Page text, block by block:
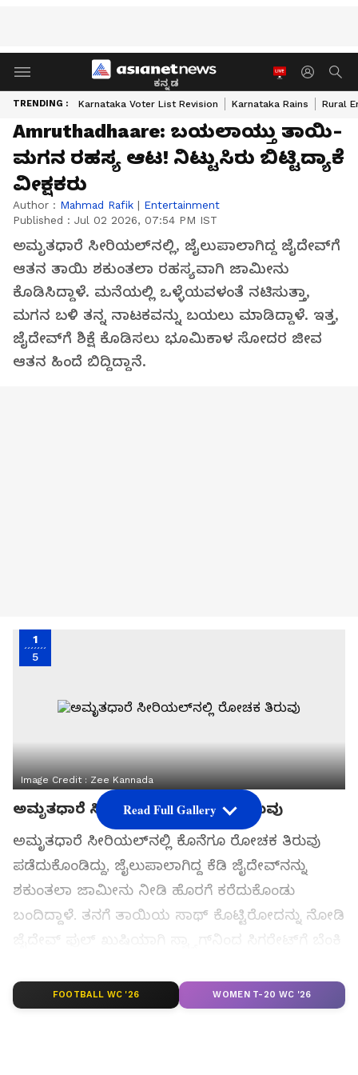
ಕನ್ನಡ
TRENDING : Karnataka Voter List Revision Karnataka Rains Rural
Amruthadhaare: ಬಯಲಾಯ್ತು ತಾಯಿ-
ಮಗನ ರಹಸ್ಯ ಆಟ! ನಿಟ್ಟುಸಿರು ಬಿಟ್ಟಿದ್ಯಾಕೆ
ವೀಕ್ಷಕರು
Author : Mahmad Rafik | Entertainment
Published : Jul 02 2026, 07:54 PM IST
ಅಮೃತಧಾರೆ ಸೀರಿಯಲ್‌ನಲ್ಲಿ, ಜೈಲುಪಾಲಾಗಿದ್ದ ಜೈದೇವ್‌ಗೆ
ಆತನ ತಾಯಿ ಶಕುಂತಲಾ ರಹಸ್ಯವಾಗಿ ಜಾಮೀನು
ಕೊಡಿಸಿದ್ದಾಳೆ. ಮನೆಯಲ್ಲಿ ಒಳ್ಳೆಯವಳಂತೆ ನಟಿಸುತ್ತಾ,
ಮಗನ ಬಳಿ ತನ್ನ ನಾಟಕವನ್ನು ಬಯಲು ಮಾಡಿದ್ದಾಳೆ. ಇತ್ತ,
ಜೈದೇವ್‌ಗೆ ಶಿಕ್ಷೆ ಕೊಡಿಸಲು ಭೂಮಿಕಾಳ ಸೋದರ ಜೀವ
ಆತನ ಹಿಂದೆ ಬಿದ್ದಿದ್ದಾನೆ.
1
5
Image Credit :Zee Kannada
ಅಮೃತಧಾರೆ ಸೀರಿಯಲ್‌ನಲ್ಲಿ ರೋಚಕ ತಿರುವು
ಅಮೃತಧಾರೆ ಸೀರಿಯಲ್‌ನಲ್ಲಿ ಕೊನೆಗೂ ರೋಚಕ ತಿರುವು
ಪಡೆದುಕೊಂಡಿದ್ದು, ಜೈಲುಪಾಲಾಗಿದ್ದ ಕೆಡಿ ಜೈದೇವ್‌ನನ್ನು
ಶಕುಂತಲಾ ಜಾಮೀನು ನೀಡಿ ಹೊರಗೆ ಕರೆದುಕೊಂಡು
ಬಂದಿದ್ದಾಳೆ. ತನಗೆ ತಾಯಿಯ ಸಾಥ್ ಕೊಟ್ಟಿರೋದನ್ನು ನೋಡಿ
Read Full Gallery
FOOTBALL WC '26 WOMEN T-20 WC '26